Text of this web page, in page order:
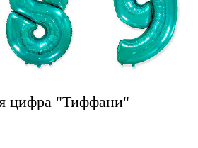
цифра "Тиффани"